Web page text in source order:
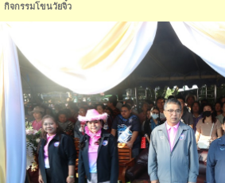
กิจกรรมโขนวัยจิ๋ว